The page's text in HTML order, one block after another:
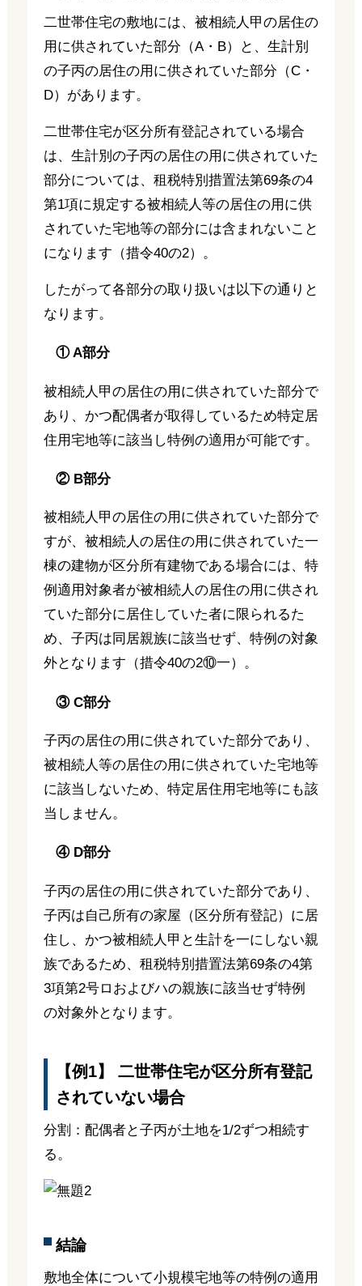
二世帯住宅の敷地には、被相続人甲の居住の
用に供されていた部分（A・B）と、生計別
の子丙の居住の用に供されていた部分（C・
D）があります。
二世帯住宅が区分所有登記されている場合
は、生計別の子丙の居住の用に供されていた
部分については、租税特別措置法第69条の4
第1項に規定する被相続人等の居住の用に供
されていた宅地等の部分には含まれないこと
になります（措令40の2）。
したがって各部分の取り扱いは以下の通りと
なります。
① A部分
被相続人甲の居住の用に供されていた部分で
あり、かつ配偶者が取得しているため特定居
住用宅地等に該当し特例の適用が可能です。
② B部分
被相続人甲の居住の用に供されていた部分で
すが、被相続人の居住の用に供されていた一
棟の建物が区分所有建物である場合には、特
例適用対象者が被相続人の居住の用に供され
ていた部分に居住していた者に限られるた
め、子丙は同居親族に該当せず、特例の対象
外となります（措令40の2⑩一）。
③ C部分
子丙の居住の用に供されていた部分であり、
被相続人等の居住の用に供されていた宅地等
に該当しないため、特定居住用宅地等にも該
当しません。
④ D部分
子丙の居住の用に供されていた部分であり、
子丙は自己所有の家屋（区分所有登記）に居
住し、かつ被相続人甲と生計を一にしない親
族であるため、租税特別措置法第69条の4第
3項第2号ロおよびハの親族に該当せず特例
の対象外となります。
【例1】 二世帯住宅が区分所有登記
されていない場合
分割：配偶者と子丙が土地を1/2ずつ相続す
る。
結論
敷地全体について小規模宅地等の特例の適用